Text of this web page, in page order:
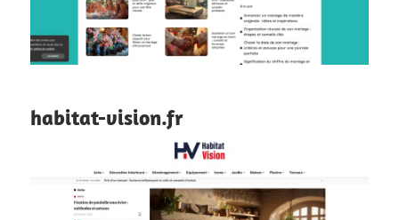
habitat-vision.fr